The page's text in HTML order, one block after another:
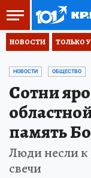
НОВОСТИ ТОЛЬКО
НОВОСТИ ОБЩЕСТВО
Сотни
память
Люди несли к
свечи